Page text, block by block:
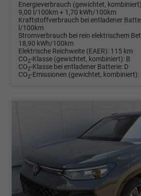
Energieverbrauch (gewichtet,
9,00 l/100km + 1,70 kWh/100km
Kraftstoffverbrauch bei entladener
l/100km
Stromverbrauch bei rein elektrischem
18,90 kWh/100km
Elektrische Reichweite (EAER): 115 km
CO2-Klasse (gewichtet, kombiniert): B
CO2-Klasse bei entladener Batterie: D
CO2-Emissionen (gewichtet, kombiniert):